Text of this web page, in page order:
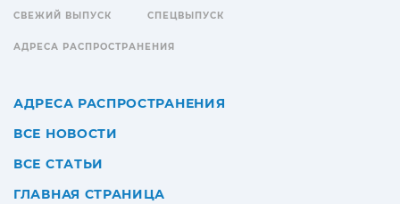
СВЕЖИЙ ВЫПУСК СПЕЦВЫПУСК
АДРЕСА РАСПРОСТРАНЕНИЯ
АДРЕСА РАСПРОСТРАНЕНИЯ
ВСЕ НОВОСТИ
ВСЕ СТАТЬИ
ГЛАВНАЯ СТРАНИЦА